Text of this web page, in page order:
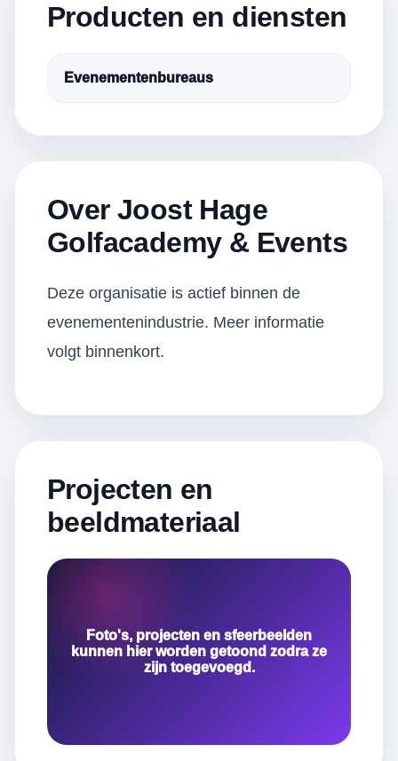
Producten en diensten
Evenementenbureaus
Over Joost Hage
Golfacademy & Events
Deze organisatie is actief binnen de
evenementenindustrie. Meer informatie
volgt binnenkort.
Projecten en
beeldmateriaal
Foto's, projecten en sfeerbeelden
kunnen hier worden getoond zodra ze
zijn toegevoegd.